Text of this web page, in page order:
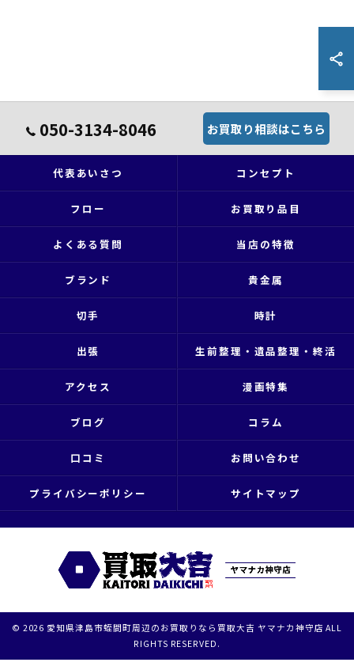
050-3134-8046 お買取り相談はこちら
代表あいさつ コンセプト
フロー お買取り品目
よくある質問 当店の特徴
ブランド 貴金属
切手 時計
出張 生前整理・遺品整理・終活
アクセス 漫画特集
ブログ コラム
口コミ お問い合わせ
プライバシーポリシー サイトマップ
© 2026 愛知県津島市蛭間町周辺のお買取りなら買取大吉 ヤマナカ神守店 ALL
RIGHTS RESERVED.